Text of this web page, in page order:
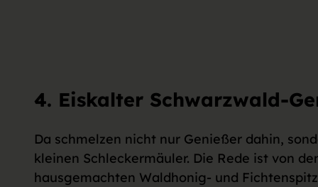
4. Eiskalter Schwarzwald-
Da schmelzen nicht nur Genießer dahin,
kleinen Schleckermäuler. Die Rede ist von
hausgemachten Waldhonig- und